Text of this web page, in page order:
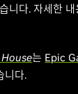
니다. 자세한 내
House는 Epic
니다.